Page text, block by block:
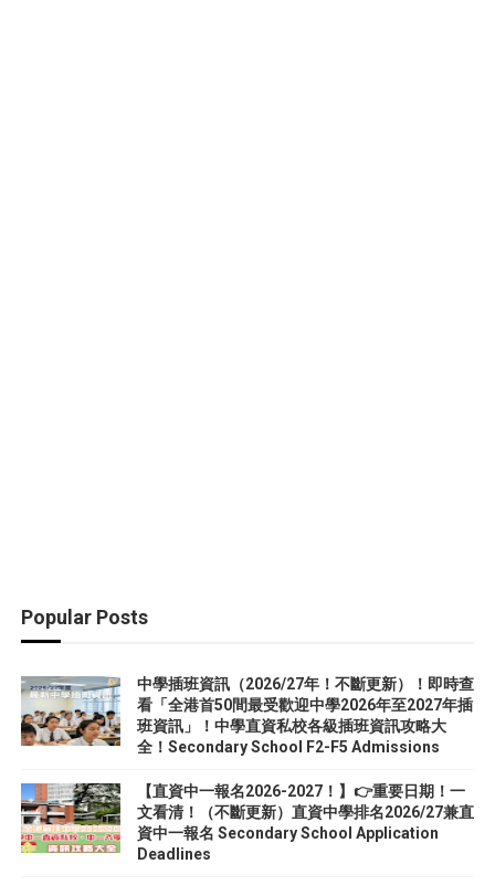
Popular Posts
中學插班資訊（2026/27年！不斷更新）！即時查
看「全港首50間最受歡迎中學2026年至2027年插
班資訊」！中學直資私校各級插班資訊攻略大
全！Secondary School F2-F5 Admissions
【直資中一報名2026-2027！】👉重要日期！一
文看清！（不斷更新）直資中學排名2026/27兼直
資中一報名 Secondary School Application
Deadlines